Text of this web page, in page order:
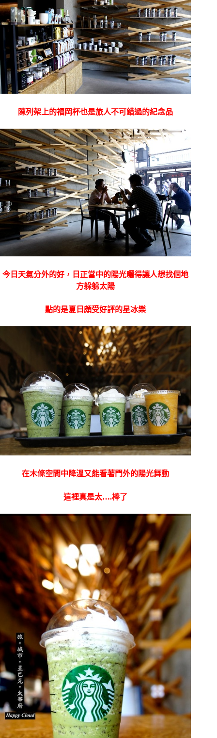
陳列架上的福岡杯也是旅人不可錯過的紀念品
今日天氣分外的好，日正當中的陽光曬得讓人想找個地
方躲躲太陽
點的是夏日頗受好評的星冰樂
在木條空間中降溫又能看著門外的陽光舞動
這裡真是太….棒了